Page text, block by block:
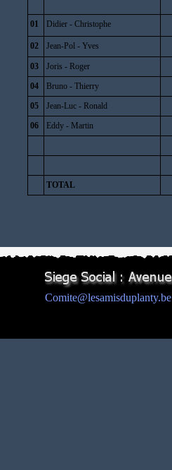
01 Didier - Christophe
02 Jean-Pol - Yves
03 Joris - Roger
04 Bruno - Thierry
05 Jean-Luc - Ronald
06 Eddy - Martin
TOTAL
Comite@lesamisduplanty.be